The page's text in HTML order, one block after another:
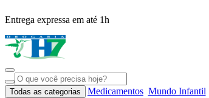
Entrega expressa em até 1h
Todas as categorias Medicamentos Mundo Infantil